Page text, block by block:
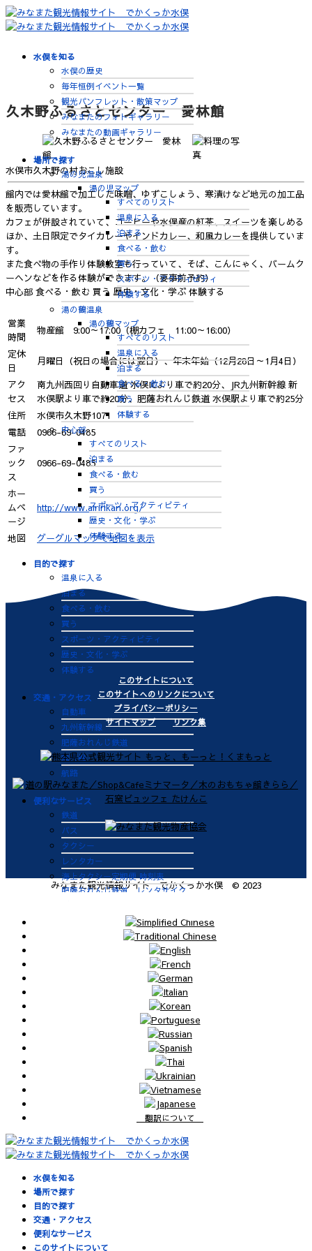
水俣を知る
水俣の歴史
毎年恒例イベント一覧
観光パンフレット・散策マップ
みなまたのフォトギャラリー
みなまたの動画ギャラリー
場所で探す
湯の児温泉
湯の児マップ
すべてのリスト
温泉に入る
泊まる
食べる・飲む
買う
スポーツ・アクティビティ
体験する
湯の鶴温泉
湯の鶴マップ
すべてのリスト
温泉に入る
泊まる
食べる・飲む
買う
体験する
中心部
すべてのリスト
泊まる
食べる・飲む
買う
スポーツ・アクティビティ
歴史・文化・学ぶ
体験する
目的で探す
温泉に入る
泊まる
食べる・飲む
買う
スポーツ・アクティビティ
歴史・文化・学ぶ
体験する
交通・アクセス
自動車
九州新幹線
肥薩おれんじ鉄道
飛行機
航路
便利なサービス
鉄道
バス
タクシー
レンタカー
海上タクシー定期便 時刻表
肥薩おれんじ鉄道 レンタサイク
ビジターバース（水俣港百間浮桟
久木野ふるさとセンター 愛林館
水俣市久木野の村おこし施設
館内では愛林館で加工した味噌、ゆずこしょう、寒漬けなど地元の加工品
を販売しています。
カフェが併設されていて、コーヒーや水俣産の紅茶、スイーツを楽しめる
ほか、土日限定でタイカレーやインドカレー、和風カレーを提供していま
す。
また食べ物の手作り体験教室も行っていて、そば、こんにゃく、バームク
ーヘンなどを作る体験ができます。（要事前予約）
中心部 食べる・飲む 買う 歴史・文化・学ぶ 体験する
営業
時間
物産館 9:00～17:00（棚カフェ 11:00～16:00）
定休
日
月曜日（祝日の場合には翌日）、年末年始（12月28日～1月4日）
アク
セス
南九州西回り自動車道 水俣ICより車で約20分、JR九州新幹線 新
水俣駅より車で約20分、肥薩おれんじ鉄道 水俣駅より車で約25分
住所
水俣市久木野1071
電話
0966-69-0485
ファ
ック
ス
0966-69-0485
ホー
ムペ
ージ
http://www.airinkan.org/
地図 グーグルマップで地図を表示
このサイトについて
このサイトへのリンクについて
プライバシーポリシー
サイトマップ
リンク集
みなまた観光情報サイト でかくっか水俣 © 2023
翻訳について
水俣を知る
場所で探す
目的で探す
交通・アクセス
便利なサービス
このサイトについて